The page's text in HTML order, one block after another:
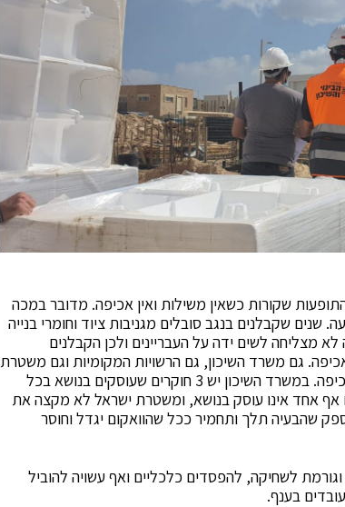
שקורות כשאין משילות ואין אכיפה. מדובר במכה
שקבלנים בנגב סובלים מגניבות ציוד וחומרי בנייה
מצליחה לשים ידה על העבריינים ולכן הקבלנים
גם משרד השיכון, גם הרשויות המקומיות וגם משטרת
ישראל לא מקצות את מספר העובדים הנדרש לצורך אכיפה. במשרד השיכון יש 3 חוקרים שעוסקים בנושא בכל
אף אחד אינו עוסק בנושא, ומשטרת ישראל לא מקצה את
שהבעיה תלך ותחמיר ככל שהוואקום יגדל וחוסר
לשחיקה, להפסדים כלכליים ואף עשויה להוביל
בענף.